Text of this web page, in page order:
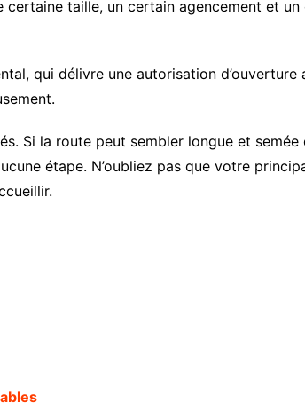
taille, un certain agencement et
qui délivre une autorisation
Si la route peut sembler longue et semée
étape. N’oubliez pas que votre